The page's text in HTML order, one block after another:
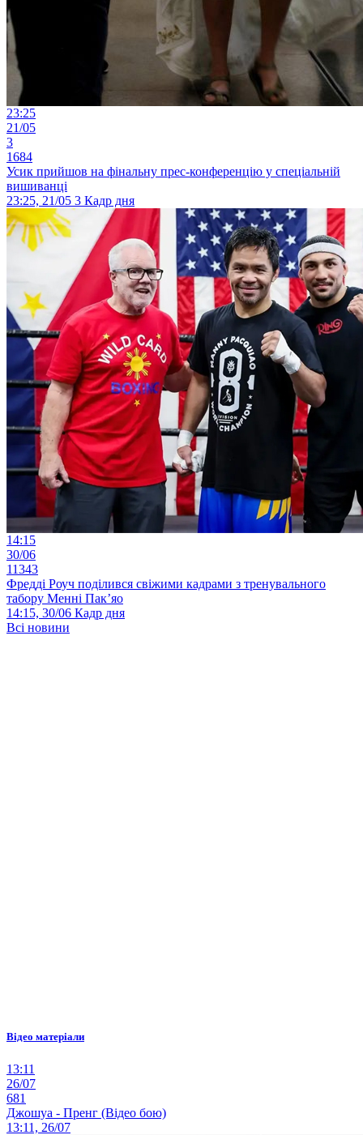
23:25
21/05
3
1684
Усик прийшов на фінальну прес-конференцію у спеціальній
вишиванці
23:25, 21/05 3 Кадр дня
14:15
30/06
11343
Фредді Роуч поділився свіжими кадрами з тренувального
табору Менні Пак’яо
14:15, 30/06 Кадр дня
Всі новини
Відео матеріали
13:11
26/07
681
Джошуа - Пренг (Відео бою)
13:11, 26/07